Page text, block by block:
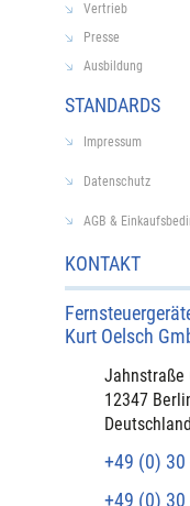
KONTAKT
Kurt Oelsch
​Jahnstraße
12347
Deutschland
+49 (0) 30
+49 (0) 30
Vertrieb
Presse
Ausbildung
STANDARDS
Impressum
Datenschutz
AGB &